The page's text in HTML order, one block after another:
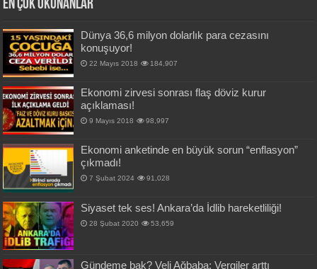
En Çok okunanlar
Dünya 36,6 milyon dolarlık para cezasını
konuşuyor!
22 Mayıs 2018 184,907
Ekonomi zirvesi sonrası flaş döviz kurur
açıklaması!
9 Mayıs 2018 98,997
Ekonomi anketinde en büyük sorun “enflasyon”
çıkmadı!
7 Şubat 2024 91,028
Siyaset tek ses! Ankara’da İdlib hareketliliği!
28 Şubat 2020 53,659
Gündeme bak? Veli Ağbaba: Vergiler arttı